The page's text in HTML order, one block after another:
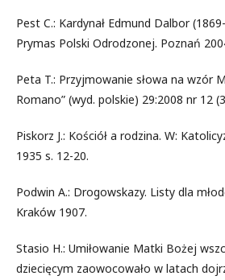
Pest C.: Kardynał Edmund Dalbor
Prymas Polski Odrodzonej. Poznań
Peta T.: Przyjmowanie słowa na wzór
Romano” (wyd. polskie) 29:2008 nr 12
Piskorz J.: Kościół a rodzina. W:
1935 s. 12-20.
Podwin A.: Drogowskazy. Listy dla
Kraków 1907.
Stasio H.: Umiłowanie Matki Bożej
dziecięcym zaowocowało w latach